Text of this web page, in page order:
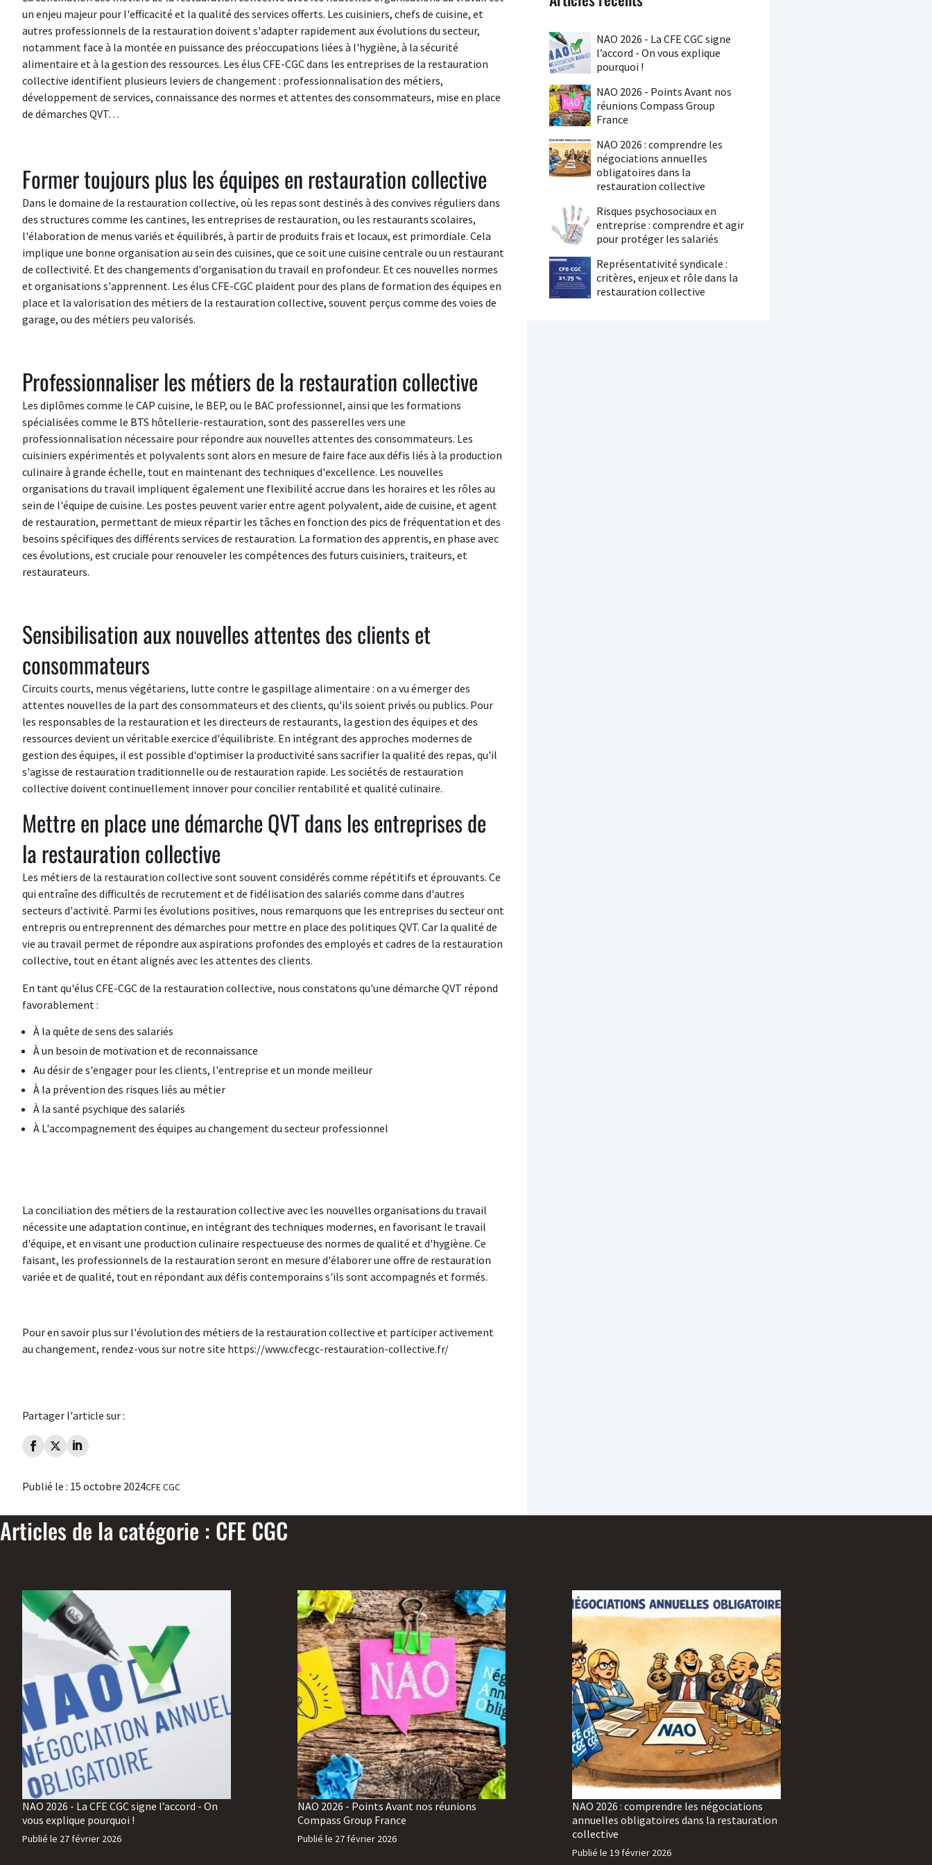
un enjeu majeur pour l'efficacité et la qualité des services offerts. Les cuisiniers, chefs de cuisine, et
autres professionnels de la restauration doivent s'adapter rapidement aux évolutions du secteur,
notamment face à la montée en puissance des préoccupations liées à l'hygiène, à la sécurité
alimentaire et à la gestion des ressources. Les élus CFE-CGC dans les entreprises de la restauration
collective identifient plusieurs leviers de changement : professionnalisation des métiers,
développement de services, connaissance des normes et attentes des consommateurs, mise en place
de démarches QVT…
Former toujours plus les équipes en restauration collective
Dans le domaine de la restauration collective, où les repas sont destinés à des convives réguliers dans
des structures comme les cantines, les entreprises de restauration, ou les restaurants scolaires,
l'élaboration de menus variés et équilibrés, à partir de produits frais et locaux, est primordiale. Cela
implique une bonne organisation au sein des cuisines, que ce soit une cuisine centrale ou un restaurant
de collectivité. Et des changements d'organisation du travail en profondeur. Et ces nouvelles normes
et organisations s'apprennent. Les élus CFE-CGC plaident pour des plans de formation des équipes en
place et la valorisation des métiers de la restauration collective, souvent perçus comme des voies de
garage, ou des métiers peu valorisés.
Professionnaliser les métiers de la restauration collective
Les diplômes comme le CAP cuisine, le BEP, ou le BAC professionnel, ainsi que les formations
spécialisées comme le BTS hôtellerie-restauration, sont des passerelles vers une
professionnalisation nécessaire pour répondre aux nouvelles attentes des consommateurs. Les
cuisiniers expérimentés et polyvalents sont alors en mesure de faire face aux défis liés à la production
culinaire à grande échelle, tout en maintenant des techniques d'excellence. Les nouvelles
organisations du travail impliquent également une flexibilité accrue dans les horaires et les rôles au
sein de l'équipe de cuisine. Les postes peuvent varier entre agent polyvalent, aide de cuisine, et agent
de restauration, permettant de mieux répartir les tâches en fonction des pics de fréquentation et des
besoins spécifiques des différents services de restauration. La formation des apprentis, en phase avec
ces évolutions, est cruciale pour renouveler les compétences des futurs cuisiniers, traiteurs, et
restaurateurs.
Sensibilisation aux nouvelles attentes des clients et
consommateurs
Circuits courts, menus végétariens, lutte contre le gaspillage alimentaire : on a vu émerger des
attentes nouvelles de la part des consommateurs et des clients, qu'ils soient privés ou publics. Pour
les responsables de la restauration et les directeurs de restaurants, la gestion des équipes et des
ressources devient un véritable exercice d'équilibriste. En intégrant des approches modernes de
gestion des équipes, il est possible d'optimiser la productivité sans sacrifier la qualité des repas, qu'il
s'agisse de restauration traditionnelle ou de restauration rapide. Les sociétés de restauration
collective doivent continuellement innover pour concilier rentabilité et qualité culinaire.
Mettre en place une démarche QVT dans les entreprises de
la restauration collective
Les métiers de la restauration collective sont souvent considérés comme répétitifs et éprouvants. Ce
qui entraîne des difficultés de recrutement et de fidélisation des salariés comme dans d'autres
secteurs d'activité. Parmi les évolutions positives, nous remarquons que les entreprises du secteur ont
entrepris ou entreprennent des démarches pour mettre en place des politiques QVT. Car la qualité de
vie au travail permet de répondre aux aspirations profondes des employés et cadres de la restauration
collective, tout en étant alignés avec les attentes des clients.
En tant qu'élus CFE-CGC de la restauration collective, nous constatons qu'une démarche QVT répond
favorablement :
À la quête de sens des salariés
À un besoin de motivation et de reconnaissance
Au désir de s'engager pour les clients, l'entreprise et un monde meilleur
À la prévention des risques liés au métier
À la santé psychique des salariés
À L'accompagnement des équipes au changement du secteur professionnel
La conciliation des métiers de la restauration collective avec les nouvelles organisations du travail
nécessite une adaptation continue, en intégrant des techniques modernes, en favorisant le travail
d'équipe, et en visant une production culinaire respectueuse des normes de qualité et d'hygiène. Ce
faisant, les professionnels de la restauration seront en mesure d'élaborer une offre de restauration
variée et de qualité, tout en répondant aux défis contemporains s'ils sont accompagnés et formés.
Pour en savoir plus sur l'évolution des métiers de la restauration collective et participer activement
au changement, rendez-vous sur notre site https://www.cfecgc-restauration-collective.fr/
Partager l'article sur :
Publié le : 15 octobre 2024CFE CGC
NAO 2026 - La CFE CGC signe
l’accord - On vous explique
pourquoi !
NAO 2026 - Points Avant nos
réunions Compass Group
France
NAO 2026 : comprendre les
négociations annuelles
obligatoires dans la
restauration collective
Risques psychosociaux en
entreprise : comprendre et agir
pour protéger les salariés
Représentativité syndicale :
critères, enjeux et rôle dans la
restauration collective
Articles de la catégorie : CFE CGC
NAO 2026 - La CFE CGC signe l’accord - On
vous explique pourquoi !
Publié le 27 février 2026
NAO 2026 - Points Avant nos réunions
Compass Group France
Publié le 27 février 2026
NAO 2026 : comprendre les négociations
annuelles obligatoires dans la restauration
collective
Publié le19 février 2026